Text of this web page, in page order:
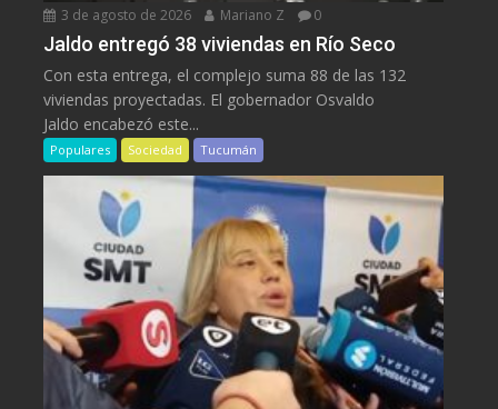
3 de agosto de 2026 Mariano Z 0
Jaldo entregó 38 viviendas en Río Seco
Con esta entrega, el complejo suma 88 de las 132
viviendas proyectadas. El gobernador Osvaldo
Jaldo encabezó este...
Populares Sociedad Tucumán